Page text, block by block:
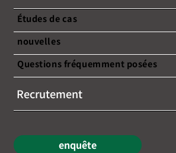
Études de cas
nouvelles
Questions fréquemment posées
Recrutement
enquête